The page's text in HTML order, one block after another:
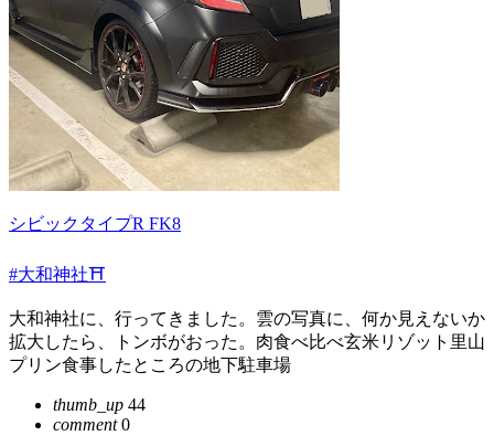
シビックタイプR FK8
#大和神社⛩️
大和神社に、行ってきました。雲の写真に、何か見えないか
拡大したら、トンボがおった。肉食べ比べ玄米リゾット里山
プリン食事したところの地下駐車場
thumb_up 44
comment0